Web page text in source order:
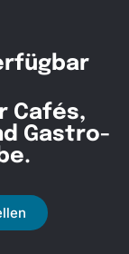
Cafés,
Gastro-